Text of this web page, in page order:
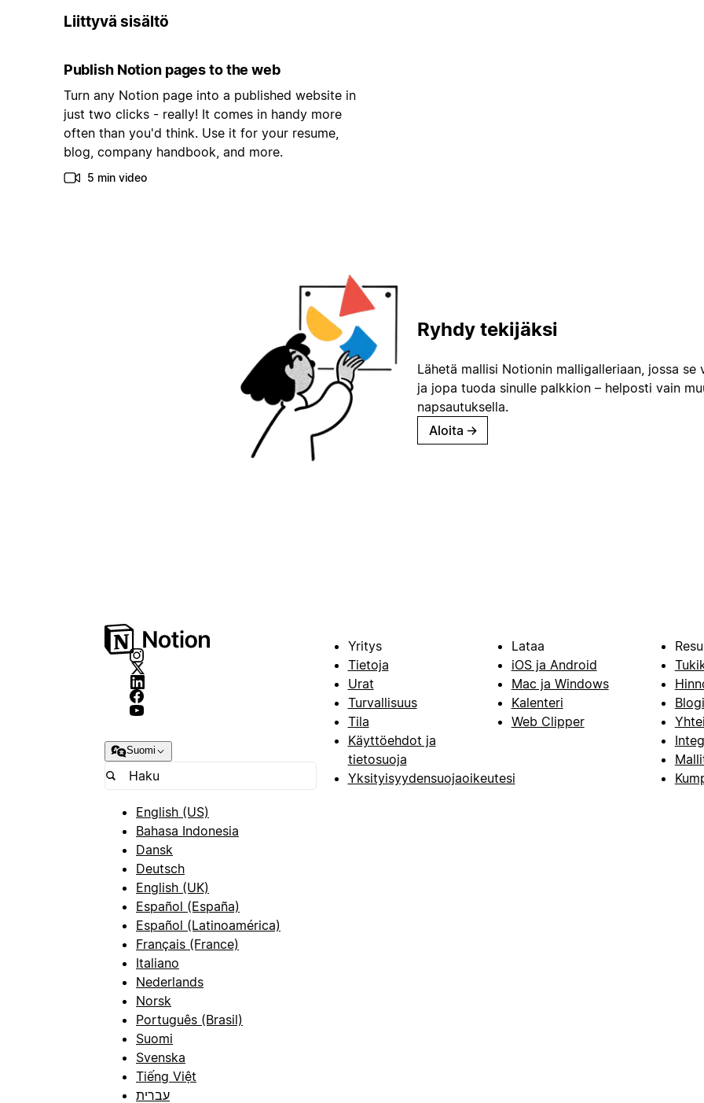
Liittyvä sisältö
Publish Notion pages to the web
Turn any Notion page into a published website in
just two clicks - really! It comes in handy more
often than you'd think. Use it for your resume,
blog, company handbook, and more.
5 min video
Ryhdy tekijäksi
Lähetä mallisi Notionin malligalleriaan, jossa
ja jopa tuoda sinulle palkkion – helposti vain
napsautuksella.
Aloita →
Suomi
English (US)
Bahasa Indonesia
Dansk
Deutsch
English (UK)
Español (España)
Español (Latinoamérica)
Français (France)
Italiano
Nederlands
Norsk
Português (Brasil)
Suomi
Svenska
Tiếng Việt
עברית
Yritys
Tietoja
Urat
Turvallisuus
Tila
Käyttöehdot ja
tietosuoja
Yksityisyydensuojaoikeutesi
Lataa
iOS ja Android
Mac ja Windows
Kalenteri
Web Clipper
Blogi